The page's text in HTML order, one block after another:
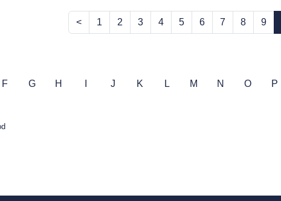
< 1 2 3 4 5 6 7 8 9
F G H J K L M N O P